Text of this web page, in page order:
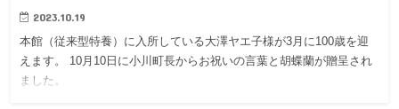
2023.10.19
本館（従来型特養）に入所している大澤ヤエ子様が3月に100歳を迎
えます。 10月10日に小川町長からお祝いの言葉と胡蝶蘭が贈呈され
ました。